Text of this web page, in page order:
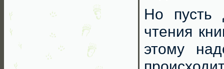
Но пусть
чтения
этому